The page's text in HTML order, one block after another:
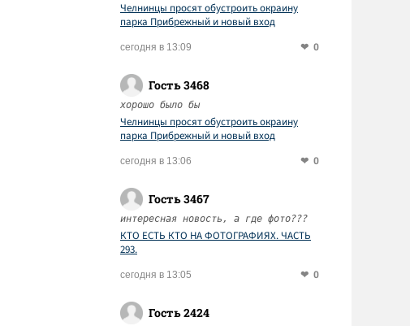
Челнинцы просят обустроить окраину
парка Прибрежный и новый вход
сегодня в 13:09 0
Гость 3468
хорошо было бы
Челнинцы просят обустроить окраину
парка Прибрежный и новый вход
сегодня в 13:06 0
Гость 3467
интересная новость, а где фото???
КТО ЕСТЬ КТО НА ФОТОГРАФИЯХ. ЧАСТЬ
293.
сегодня в 13:05 0
Гость 2424